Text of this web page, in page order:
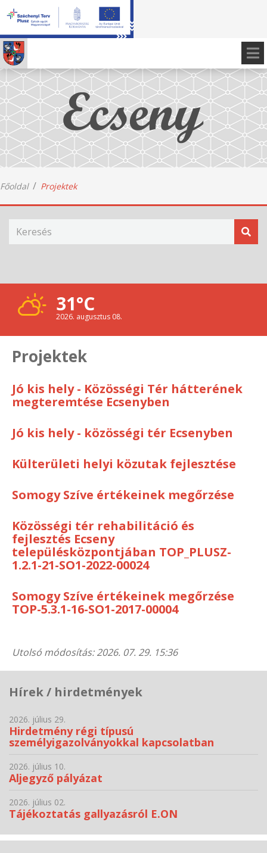
Főoldal Projektek
31°C
2026. augusztus 08.
Projektek
Jó kis hely - Közösségi Tér hátterének
megteremtése Ecsenyben
Jó kis hely - közösségi tér Ecsenyben
Külterületi helyi közutak fejlesztése
Somogy Szíve értékeinek megőrzése
Közösségi tér rehabilitáció és
fejlesztés Ecseny
településközpontjában TOP_PLUSZ-
1.2.1-21-SO1-2022-00024
Somogy Szíve értékeinek megőrzése
TOP-5.3.1-16-SO1-2017-00004
Utolsó módosítás: 2026. 07. 29. 15:36
Hírek / hirdetmények
2026. július 29.
Hirdetmény régi típusú
személyigazolványokkal kapcsolatban
2026. július 10.
Aljegyző pályázat
2026. július 02.
Tájékoztatás gallyazásról E.ON